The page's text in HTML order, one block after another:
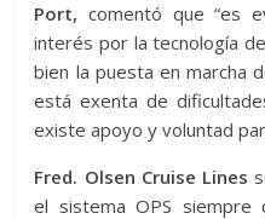
Port, comentó que “es
interés por la tecnología
bien la puesta en marcha
está exenta de
existe apoyo y voluntad
Fred. Olsen Cruise Lines
el sistema OPS